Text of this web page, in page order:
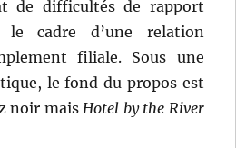
de difficultés de rapport
cadre d’une relation
filiale. Sous une
le fond du propos est
noir maisHotel by the River